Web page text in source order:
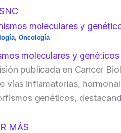
, Oncología
moleculares y
publicada en Cancer
vías inflamatorias,
genéticos,
MÁS